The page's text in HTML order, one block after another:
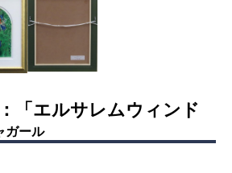
「エルサレムウィンド
ガール